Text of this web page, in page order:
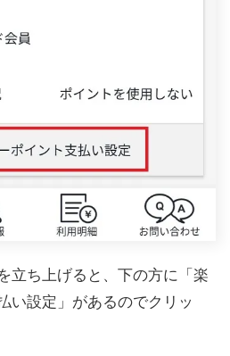
立ち上げると、下の方に「楽
い設定」があるのでクリッ